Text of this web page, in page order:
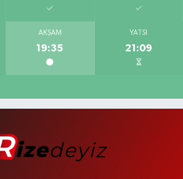
AKŞAM
19:35
YATSI
21:09